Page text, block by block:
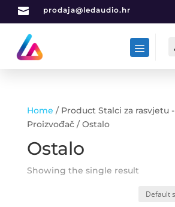
 prodaja@ledaudio.hr
Home / Product Stalci za rasvjetu -
Proizvođač / Ostalo
Ostalo
Showing the single result